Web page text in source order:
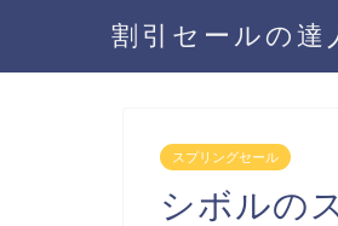
割引セールの達
スプリングセール
シボルの